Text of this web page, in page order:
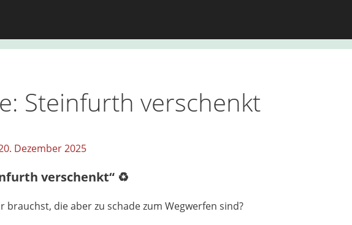
Steinfurth verschenkt
Dezember 2025
verschenkt“ ♻️
die aber zu schade zum Wegwerfen sind?